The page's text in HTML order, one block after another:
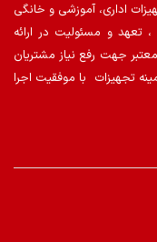
اداری، آموزشی و خانگی
تعهد و مسئولیت در ارائه
جهت رفع نیاز مشتریان
تجهیزات با موفقیت اجرا